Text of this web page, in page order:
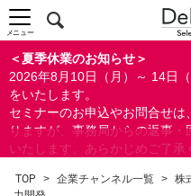
＜夏季休業のお知らせ＞
2026年8月10日（月）～ 14日
をいたします。
セミナーのお申込やお問合せ
りますが、事務局からの返事
いたします。あらかじめご了承
ができます。
メニュー
TOP > 企業チャンネル一覧 > 株